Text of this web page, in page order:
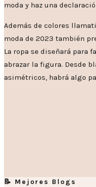
moda y haz una
Además de colores
moda de 2023 también
La ropa se diseñará para
abrazar la figura. Desde
asimétricos, habrá algo
📝 Mejores Blogs